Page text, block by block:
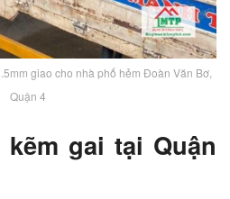
giao cho nhà phố hẻm Đoàn Văn Bơ,
Quận 4
gai tại Quận